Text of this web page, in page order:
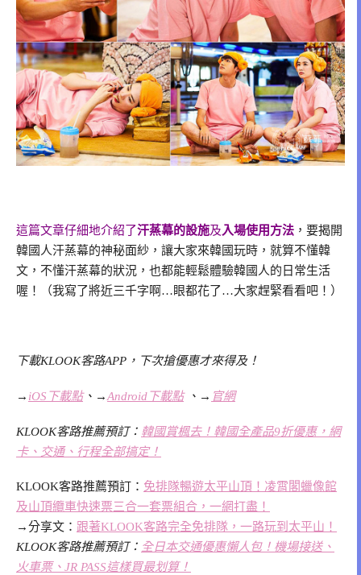
這篇文章仔細地介紹了汗蒸幕的設施及入場使用方法 ，要揭開
韓國人汗蒸幕的神秘面紗，讓大家來韓國玩時，就算不懂韓
文，不懂汗蒸幕的狀況，也都能輕鬆體驗韓國人的日常生活
喔！（我寫了將近三千字啊…眼都花了…大家趕緊看看吧！）
下載KLOOK客路APP，下次搶優惠才來得及！
→ iOS下載點、 →Android下載點、→ 官網
KLOOK客路推薦預訂： 韓國賞楓去！韓國全產品9折優惠，網
卡、交通、行程全部搞定！
KLOOK客路推薦預訂： 免排隊暢遊太平山頂！凌霄閣蠟像館
及山頂纜車快速票三合一套票組合，一網打盡！
→分享文： 跟著KLOOK客路完全免排隊，一路玩到太平山！
KLOOK客路推薦預訂： 全日本交通優惠懶人包！機場接送、
火車票、JR PASS這樣買最划算！